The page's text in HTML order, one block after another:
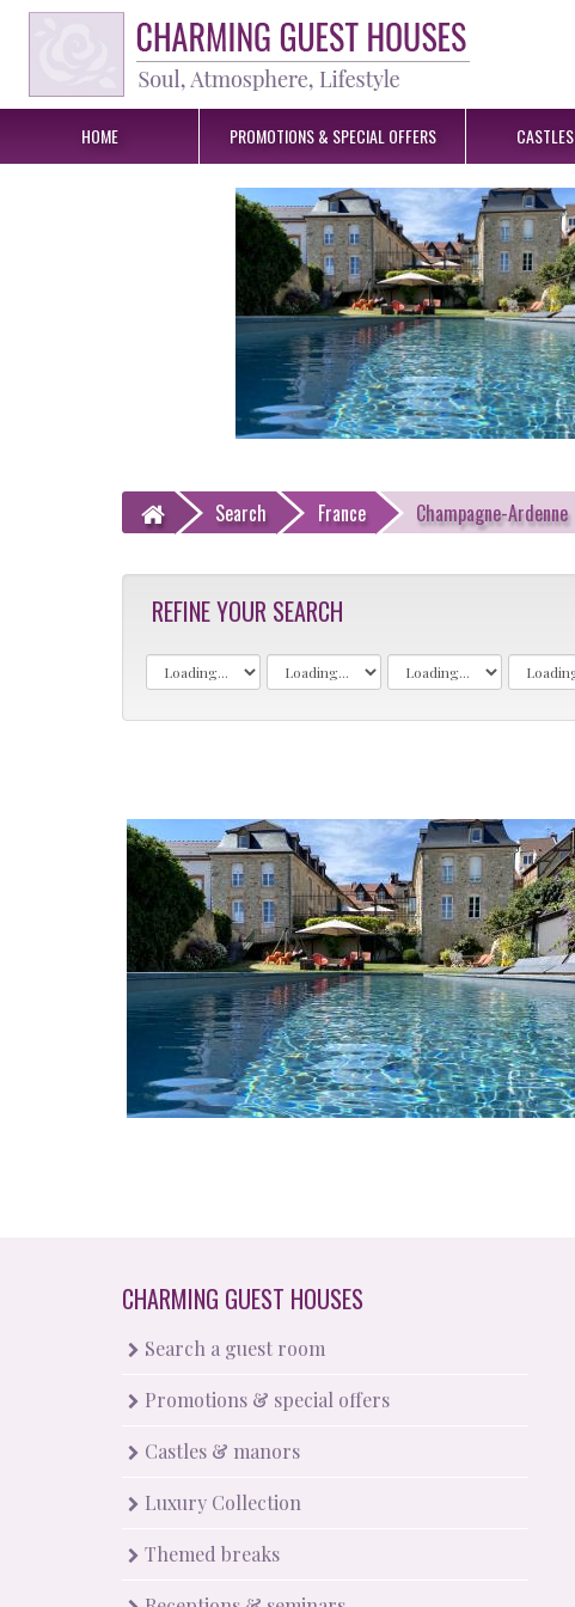
HOME PROMOTIONS & SPECIAL OFFERS CASTLES
Search France Champagne-Ardenne
REFINE YOUR SEARCH
CHARMING GUEST HOUSES
Search a guest room
Promotions & special offers
Castles & manors
Luxury Collection
Themed breaks